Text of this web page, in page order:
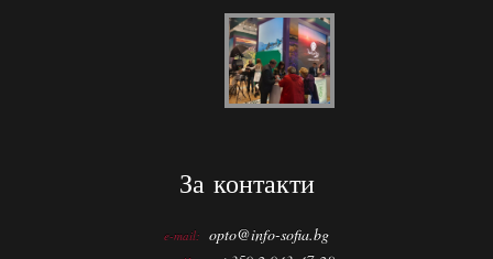
За контакти
e-mail: opto@info-sofia.bg